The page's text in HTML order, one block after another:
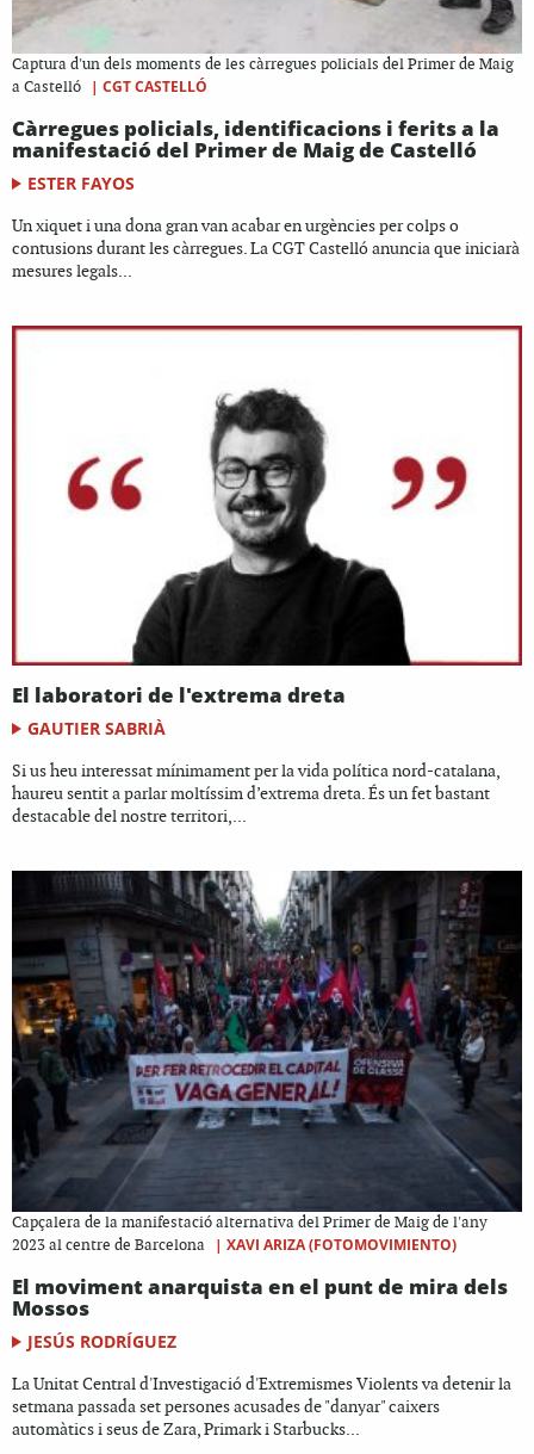
Captura d'un dels moments de les càrregues policials del Primer de Maig
a Castelló
| CGT CASTELLÓ
Càrregues policials, identificacions i ferits a la
manifestació del Primer de Maig de Castelló
ESTER FAYOS
Un xiquet i una dona gran van acabar en urgències per colps o
contusions durant les càrregues. La CGT Castelló anuncia que iniciarà
mesures legals...
El laboratori de l'extrema dreta
GAUTIER SABRIÀ
Si us heu interessat mínimament per la vida política nord-catalana,
haureu sentit a parlar moltíssim d’extrema dreta. És un fet bastant
destacable del nostre territori,...
Capçalera de la manifestació alternativa del Primer de Maig de l'any
2023 al centre de Barcelona
| XAVI ARIZA (FOTOMOVIMIENTO)
El moviment anarquista en el punt de mira dels
Mossos
JESÚS RODRÍGUEZ
La Unitat Central d'Investigació d'Extremismes Violents va detenir la
setmana passada set persones acusades de "danyar" caixers
automàtics i seus de Zara, Primark i Starbucks...